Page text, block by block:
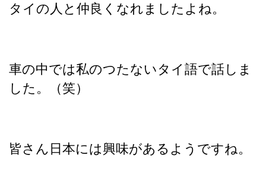
タイの人と仲良くなれましたよね。
車の中では私のつたないタイ語で話しま
した。（笑）
皆さん日本には興味があるようですね。